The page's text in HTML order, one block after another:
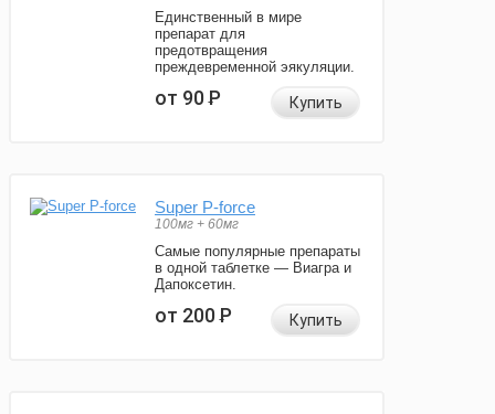
Единственный в мире
препарат для
предотвращения
преждевременной эякуляции.
от 90Р Купить
Super P-force
100мг + 60мг
Самые популярные препараты
в одной таблетке — Виагра и
Дапоксетин.
от 200Р Купить